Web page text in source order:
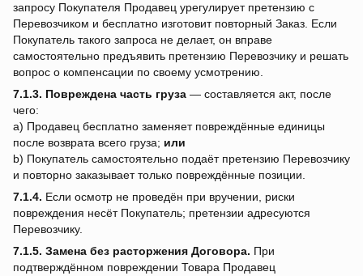
запросу Покупателя Продавец урегулирует претензию с
Перевозчиком и бесплатно изготовит повторный Заказ. Если
Покупатель такого запроса не делает, он вправе
самостоятельно предъявить претензию Перевозчику и решать
вопрос о компенсации по своему усмотрению.
7.1.3. Повреждена часть груза — составляется акт, после
чего:
a) Продавец бесплатно заменяет повреждённые единицы
после возврата всего груза; или
b) Покупатель самостоятельно подаёт претензию Перевозчику
и повторно заказывает только повреждённые позиции.
7.1.4. Если осмотр не проведён при вручении, риски
повреждения несёт Покупатель; претензии адресуются
Перевозчику.
7.1.5. Замена без расторжения Договора. При
подтверждённом повреждении Товара Продавец